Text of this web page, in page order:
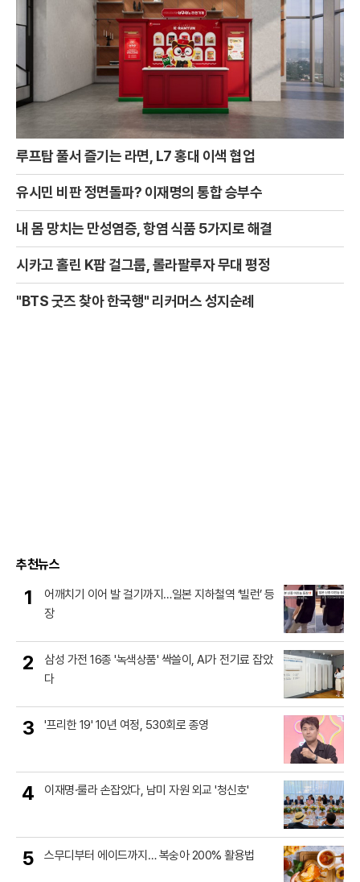
루프탑 풀서 즐기는 라면, L7 홍대 이색 협업
유시민 비판 정면돌파? 이재명의 통합 승부수
내 몸 망치는 만성염증, 항염 식품 5가지로 해결
시카고 홀린 K팝 걸그룹, 롤라팔루자 무대 평정
"BTS 굿즈 찾아 한국행" 리커머스 성지순례
추천뉴스
1
어깨치기 이어 발 걸기까지…일본 지하철역 ‘빌런’ 등
장
2
삼성 가전 16종 '녹색상품' 싹쓸이, AI가 전기료 잡았
다
3 '프리한 19' 10년 여정, 530회로 종영
4 이재명·룰라 손잡았다, 남미 자원 외교 '청신호'
5 스무디부터 에이드까지… 복숭아 200% 활용법